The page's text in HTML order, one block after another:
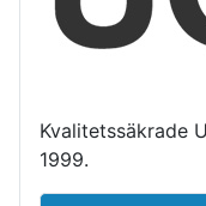
Kvalitetssäkrade
1999.